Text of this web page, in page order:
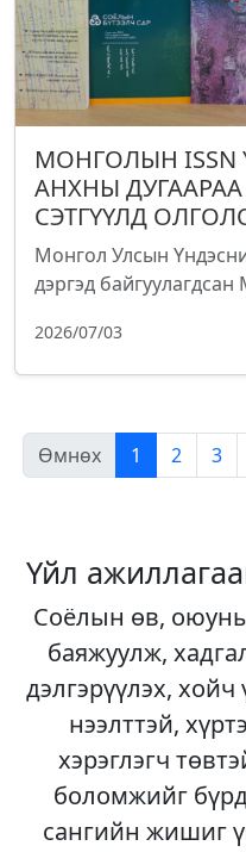
МОНГОЛЫН
АНХНЫ
СЭТГҮҮЛД
Монгол Улсын
дэргэд
2026/07/03
Өмнөх 1 2 3
Үйл
Соёлын өв, оюуны
баяжуулж,
дэлгэрүүлэх, хойч
нээлттэй,
хэрэглэгч
боломжийг
сангийн жишиг